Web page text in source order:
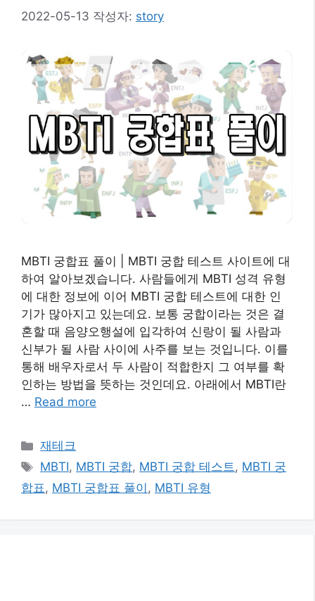
2022-05-13 작성자: story
MBTI 궁합표 풀이 | MBTI 궁합 테스트 사이트에 대
하여 알아보겠습니다. 사람들에게 MBTI 성격 유형
에 대한 정보에 이어 MBTI 궁합 테스트에 대한 인
기가 많아지고 있는데요. 보통 궁합이라는 것은 결
혼할 때 음양오행설에 입각하여 신랑이 될 사람과
신부가 될 사람 사이에 사주를 보는 것입니다. 이를
통해 배우자로서 두 사람이 적합한지 그 여부를 확
인하는 방법을 뜻하는 것인데요. 아래에서 MBTI란
… Read more
카
테
리
재테크
태
그
MBTI, MBTI 궁합, MBTI 궁합 테스트, MBTI 궁
합표, MBTI 궁합표 풀이 , MBTI 유형